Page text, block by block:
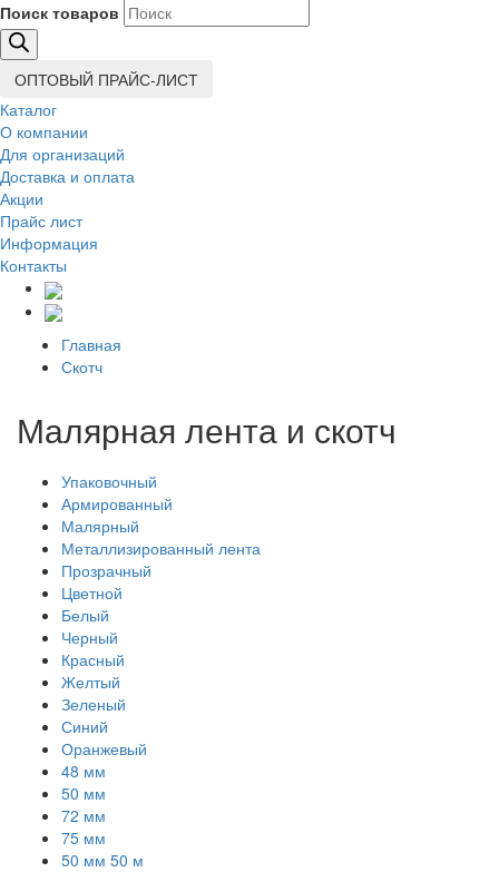
Поиск товаров
ОПТОВЫЙ ПРАЙС-ЛИСТ
Каталог
О компании
Для организаций
Доставка и оплата
Акции
Прайс лист
Информация
Контакты
Главная
Скотч
Малярная лента и скотч
Упаковочный
Армированный
Малярный
Металлизированный лента
Прозрачный
Цветной
Белый
Черный
Красный
Желтый
Зеленый
Синий
Оранжевый
48 мм
50 мм
72 мм
75 мм
50 мм 50 м